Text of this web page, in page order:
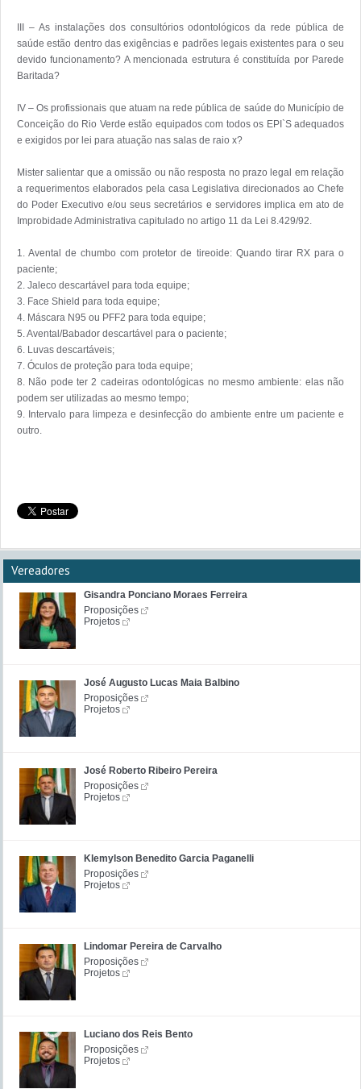
III – As instalações dos consultórios odontológicos da rede pública de
saúde estão dentro das exigências e padrões legais existentes para o seu
devido funcionamento? A mencionada estrutura é constituída por Parede
Baritada?
IV – Os profissionais que atuam na rede pública de saúde do Município de
Conceição do Rio Verde estão equipados com todos os EPI`S adequados
e exigidos por lei para atuação nas salas de raio x?
Mister salientar que a omissão ou não resposta no prazo legal em relação
a requerimentos elaborados pela casa Legislativa direcionados ao Chefe
do Poder Executivo e/ou seus secretários e servidores implica em ato de
Improbidade Administrativa capitulado no artigo 11 da Lei 8.429/92.
1. Avental de chumbo com protetor de tireoide: Quando tirar RX para o
paciente;
2. Jaleco descartável para toda equipe;
3. Face Shield para toda equipe;
4. Máscara N95 ou PFF2 para toda equipe;
5. Avental/Babador descartável para o paciente;
6. Luvas descartáveis;
7. Óculos de proteção para toda equipe;
8. Não pode ter 2 cadeiras odontológicas no mesmo ambiente: elas não
podem ser utilizadas ao mesmo tempo;
9. Intervalo para limpeza e desinfecção do ambiente entre um paciente e
outro.
Vereadores
Gisandra Ponciano Moraes Ferreira
Proposições
Projetos
José Augusto Lucas Maia Balbino
Proposições
Projetos
José Roberto Ribeiro Pereira
Proposições
Projetos
Klemylson Benedito Garcia Paganelli
Proposições
Projetos
Lindomar Pereira de Carvalho
Proposições
Projetos
Luciano dos Reis Bento
Proposições
Projetos